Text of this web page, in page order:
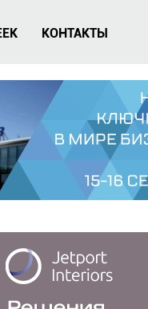
КОНТАКТЫ